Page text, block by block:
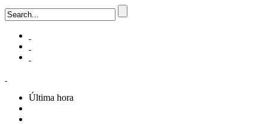
Última hora